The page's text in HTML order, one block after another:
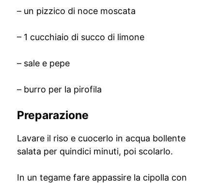
– un pizzico di noce moscata
– 1 cucchiaio di succo di limone
– sale e pepe
– burro per la pirofila
Preparazione
Lavare il riso e cuocerlo in acqua bollente
salata per quindici minuti, poi scolarlo.
In un tegame fare appassire la cipolla con